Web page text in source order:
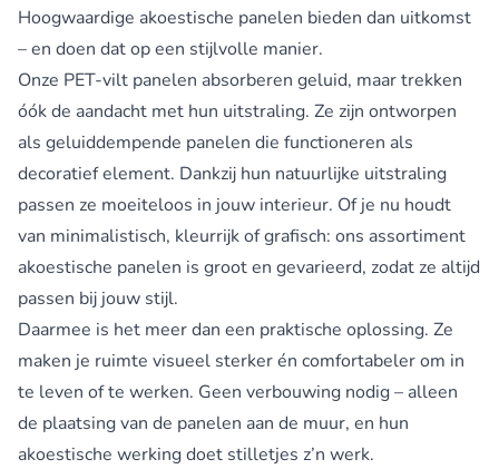
Hoogwaardige akoestische panelen bieden dan uitkomst
– en doen dat op een stijlvolle manier.
Onze PET-vilt panelen absorberen geluid, maar trekken
óók de aandacht met hun uitstraling. Ze zijn ontworpen
als geluiddempende panelen die functioneren als
decoratief element. Dankzij hun natuurlijke uitstraling
passen ze moeiteloos in jouw interieur. Of je nu houdt
van minimalistisch, kleurrijk of grafisch: ons assortiment
akoestische panelen is groot en gevarieerd, zodat ze altijd
passen bij jouw stijl.
Daarmee is het meer dan een praktische oplossing. Ze
maken je ruimte visueel sterker én comfortabeler om in
te leven of te werken. Geen verbouwing nodig – alleen
de plaatsing van de panelen aan de muur, en hun
akoestische werking doet stilletjes z’n werk.